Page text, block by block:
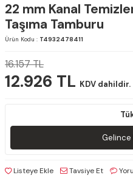
22 mm Kanal
Taşıma Tamburu
Ürün Kodu : T4932478411
16.157TL
12.926 TL KDV dahildir.
Gelince
Listeye Ekle Tavsiye Et